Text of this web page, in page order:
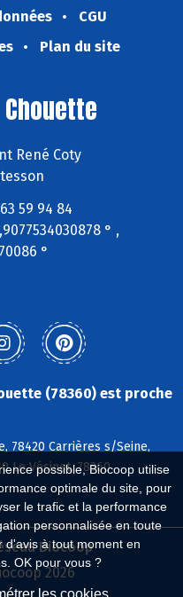
possible, Biocoop utilise
optimale du site, pour
le trafic et la performance
personnalisée en toute
d'avis à tout moment en
OK pour vous ?
les cookies
CGU
Plan du site
René Coty
59 94 84
° ,
°
(78360) est proche
78420 Carrières s/Seine,
Le Vésinet, 78360
Biocoop
2026